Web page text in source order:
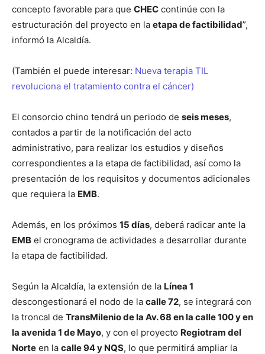
concepto favorable para que CHEC continúe con la
estructuración del proyecto en la etapa de factibilidad”,
informó la Alcaldía.
(También el puede interesar: Nueva terapia TIL
revoluciona el tratamiento contra el cáncer)
El consorcio chino tendrá un periodo de seis meses,
contados a partir de la notificación del acto
administrativo, para realizar los estudios y diseños
correspondientes a la etapa de factibilidad, así como la
presentación de los requisitos y documentos adicionales
que requiera la EMB.
Además, en los próximos 15 días, deberá radicar ante la
EMB el cronograma de actividades a desarrollar durante
la etapa de factibilidad.
Según la Alcaldía, la extensión de la Línea 1
descongestionará el nodo de la calle 72, se integrará con
la troncal de TransMilenio de la Av. 68 en la calle 100 y en
la avenida 1 de Mayo, y con el proyecto Regiotram del
Norte en la calle 94 y NQS, lo que permitirá ampliar la